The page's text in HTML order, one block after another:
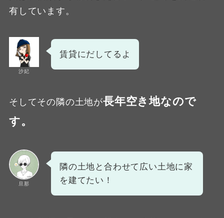
有しています。
沙妃
賃貸にだしてるよ
そしてその隣の土地が長年空き地なので
す。
旦那
隣の土地と合わせて広い土地に家
を建てたい！